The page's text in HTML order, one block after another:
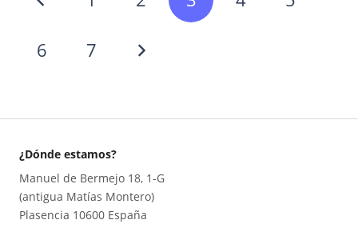
6 7
¿Dónde estamos?
Manuel de Bermejo 18, 1-G
(antigua Matías Montero)
Plasencia 10600 España